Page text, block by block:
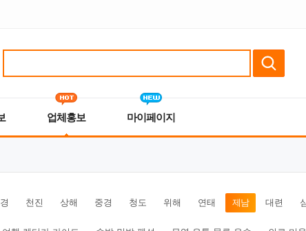
업체홍보 마이페이지
천진 상해 중경 청도 위해 연태 제남 대련